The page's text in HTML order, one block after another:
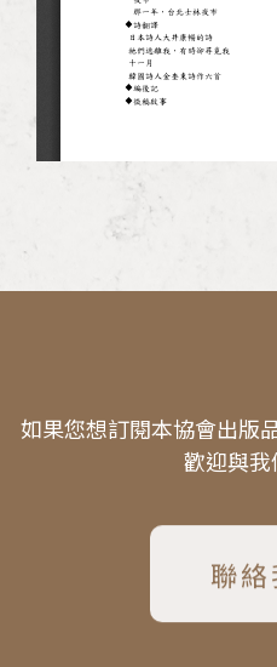
如果您想訂閱本協會出版
歡迎與我
聯